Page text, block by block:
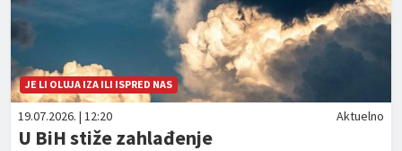
JE LI OLUJA IZA ILI ISPRED NAS
19.07.2026. | 12:20 Aktuelno
U BiH stiže zahlađenje